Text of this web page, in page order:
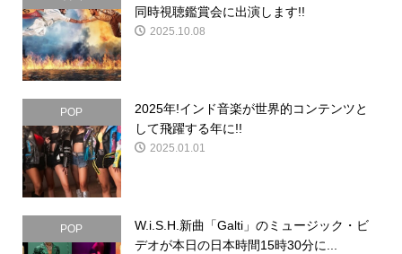
同時視聴鑑賞会に出演します!!
2025.10.08
POP
2025年!インド音楽が世界的コンテンツと
して飛躍する年に!!
2025.01.01
POP
W.i.S.H.新曲「Galti」のミュージック・ビ
デオが本日の日本時間15時30分に...